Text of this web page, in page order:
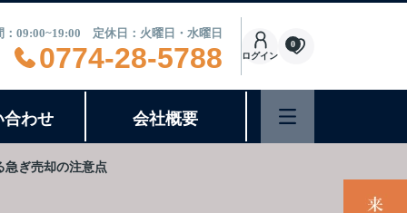
：09:00~19:00 定休日：火曜日・水曜日
0774-28-5788 ログイン
0
合わせ 会社概要
急ぎ売却の注意点